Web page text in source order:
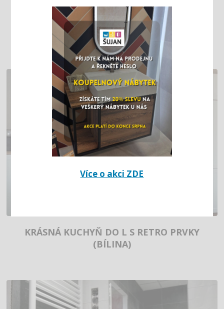
KOMPLETNÍ REKONSTRUKCE
PANELÁKOVÉHO BYTU PRO MLADOU
RODINU (MOST)
KRÁSNÁ KUCHYŇ DO L S RETRO PRVKY
(BÍLINA)
Více o akci ZDE